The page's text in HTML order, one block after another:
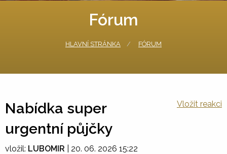
Fórum
HLAVNÍ STRÁNKA FÓRUM
Nabídka super
urgentní půjčky
Vložit reakci
vložil: LUBOMIR 20. 06. 2026 15:22